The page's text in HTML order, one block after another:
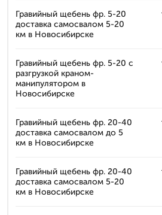
Гравийный щебень фр. 5-20
доставка самосвалом 5-20
км в Новосибирске
Гравийный щебень фр. 5-20 с
разгрузкой краном-
манипулятором в
Новосибирске
Гравийный щебень фр. 20-40
доставка самосвалом до 5
км в Новосибирске
Гравийный щебень фр. 20-40
доставка самосвалом 5-20
км в Новосибирске